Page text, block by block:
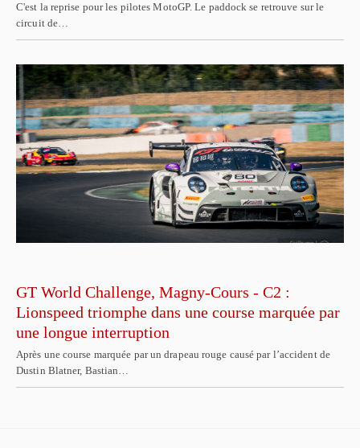
C'est la reprise pour les pilotes MotoGP. Le paddock se retrouve sur le
circuit de…
GT World Challenge, Magny-Cours - C2 :
Lionspeed triomphe dans une course marquée par
une longue interruption
Après une course marquée par un drapeau rouge causé par l’accident de
Dustin Blatner, Bastian…